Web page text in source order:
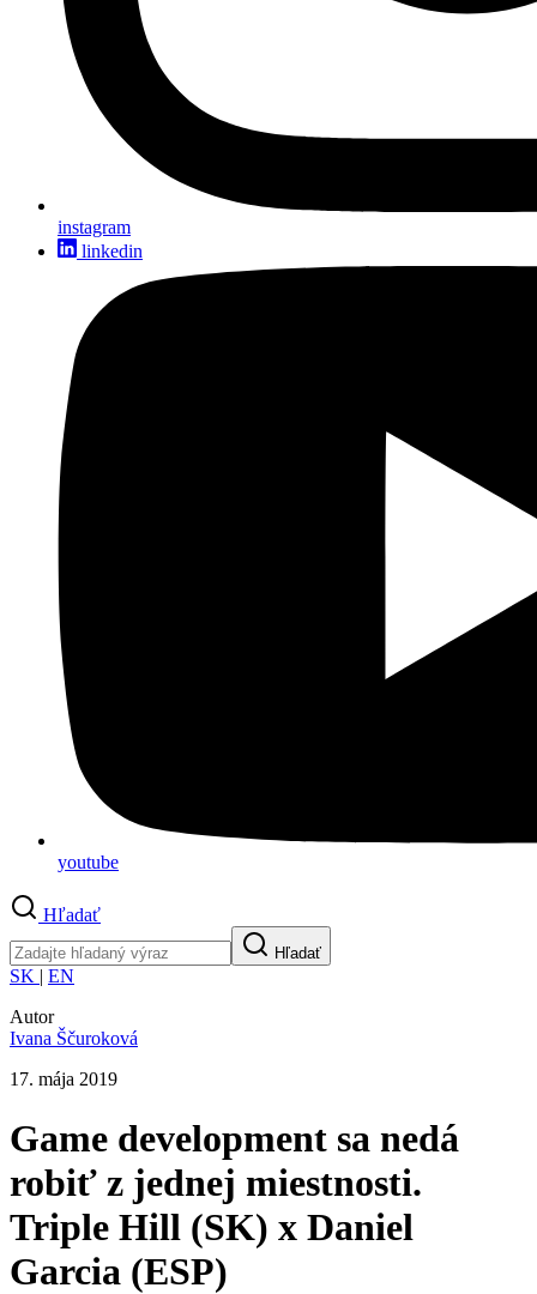
instagram
linkedin
youtube
Hľadať
Hľadať
SK | EN
Autor
Ivana Ščuroková
17. mája 2019
Game development sa nedá
robiť z jednej miestnosti.
Triple Hill (SK) x Daniel
Garcia (ESP)